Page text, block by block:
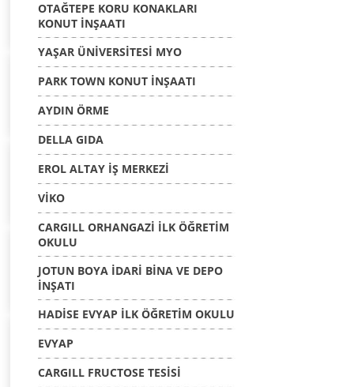
OTAĞTEPE KORU KONAKLARI
KONUT İNŞAATI
YAŞAR ÜNİVERSİTESİ MYO
PARK TOWN KONUT İNŞAATI
AYDIN ÖRME
DELLA GIDA
EROL ALTAY İŞ MERKEZİ
VİKO
CARGILL ORHANGAZİ İLK ÖĞRETİM
OKULU
JOTUN BOYA İDARİ BİNA VE DEPO
İNŞATI
HADİSE EVYAP İLK ÖĞRETİM OKULU
EVYAP
CARGILL FRUCTOSE TESİSİ